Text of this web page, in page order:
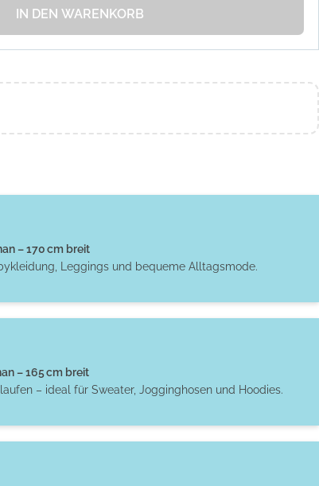
IN DEN WARENKORB
– 170 cm breit
Leggings und bequeme Alltagsmode.
– 165 cm breit
– ideal für Sweater, Jogginghosen und Hoodies.